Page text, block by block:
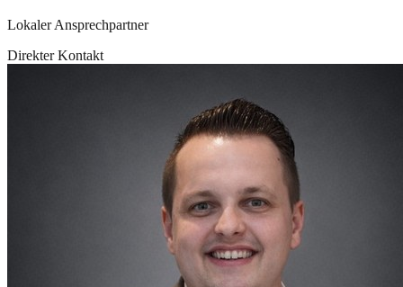
Lokaler Ansprechpartner
Direkter Kontakt